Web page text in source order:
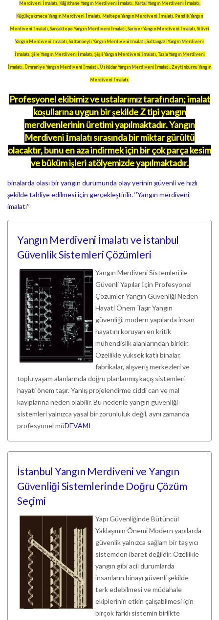
Merdiveni İmalatı, Kâğithane Yangın Merdiveni İmalatı, Kartal Yangın Merdiveni İmalatı,
Küçükçekmece Yangın Merdiveni İmalatı, Maltepe Yangın Merdiveni İmalatı, Pendik Yangın
Merdiveni İmalatı, Sancaktepe Yangın Merdiveni İmalatı, Sariyer Yangın Merdiveni İmalatı, Silivri
Yangın Merdiveni İmalatı, Sultanbeyli Yangın Merdiveni İmalatı, Sultangazi Yangın Merdiveni
İmalatı, Şile Yangın Merdiveni İmalatı, Şişli Yangın Merdiveni İmalatı, Tuzla Yangın Merdiveni
İmalatı, Ümraniye Yangın Merdiveni İmalatı, Üsküdar Yangın Merdiveni İmalatı, Zeytinburnu Yangın
Merdiveni İmalatı.
Profesyonel ekibimiz ve ustalarımız tarafından; imalat
koşullarına uygun bir şekilde Z tipi yangın
merdivenlerinin üretimi yapılmaktadır. Yangın
Merdiveni İmalatı sırasında bir miktar gürültü
olacaktır, bunu en aza indirmek için bir çok parça kesim
ve büküm işleri atölyemizde yapılmaktadır.
binalarda olası bir yangın durumunda olay yerinin güvenli ve hızlı
şekilde tahliye edilmesi için gerçekleştirilir.‘’Yangın merdiveni
imalatı’’
Yangın Merdiveni İmalatı ve İstanbul
Güvenlik Sistemleri Çözümleri
Yangın Merdiveni Sistemleri ile
Güvenli Yapılar İçin Profesyonel
Çözümler Yangın Güvenliği Neden
Hayati Önem Taşır Yangın
güvenliği, modern yapılarda insan
hayatını koruyan en kritik
mühendislik alanlarından biridir.
Özellikle yüksek katlı binalar,
fabrikalar, alışveriş merkezleri ve
toplu yaşam alanlarında doğru planlanmış kaçış sistemleri
hayati önem taşır. Yanlış projelendirme ciddi can ve mal
kayıplarına neden olabilir. Bu nedenle yangın güvenliği
sistemleri yalnızca yasal bir zorunluluk değil, aynı zamanda
profesyonel müDEVAMI
İstanbul Yangın Merdiveni ve Yangın
Güvenliği Sistemlerinde Doğru Çözüm
Seçimi
Yapı Güvenliğinde Bütüncül
Yaklaşımın Önemi Modern yapılarda
güvenlik yalnızca sağlam bir taşıyıcı
sistemden ibaret değildir. Özellikle
yangın gibi acil durumlarda
insanların binayı güvenli şekilde
terk edebilmesi ve müdahale
ekiplerinin etkin çalışabilmesi için
birçok farklı sistemin birlikte